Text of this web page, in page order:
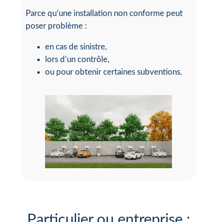
Parce qu’une installation non conforme peut
poser problème :
en cas de sinistre,
lors d’un contrôle,
ou pour obtenir certaines subventions.